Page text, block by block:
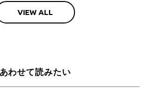
VIEW ALL
あわせて読みたい